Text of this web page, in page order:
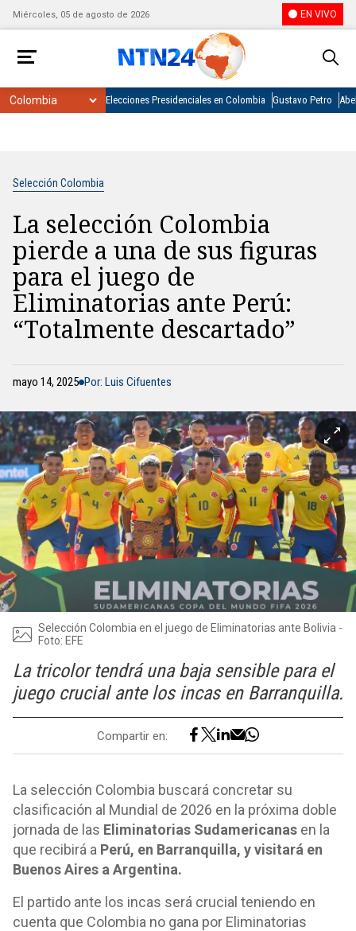
Miércoles, 05 de agosto de 2026 EN VIVO
Elecciones Presidenciales en Colombia Gustavo Petro
Selección Colombia
La selección Colombia
pierde a una de sus figuras
para el juego de
Eliminatorias ante Perú:
“Totalmente descartado”
mayo 14, 2025 Por: Luis Cifuentes
Selección Colombia en el juego de Eliminatorias ante Bolivia -
Foto: EFE
La tricolor tendrá una baja sensible para el
juego crucial ante los incas en Barranquilla.
Compartir en:
La selección Colombia buscará concretar su
clasificación al Mundial de 2026 en la próxima doble
jornada de las Eliminatorias Sudamericanas en la
que recibirá a Perú, en Barranquilla, y visitará en
Buenos Aires a Argentina.
El partido ante los incas será crucial teniendo en
cuenta que Colombia no gana por Eliminatorias